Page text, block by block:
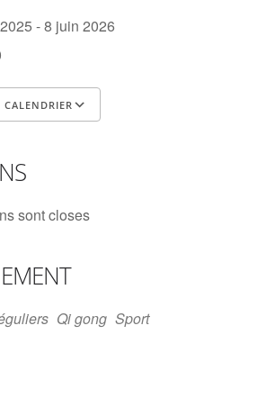
- 8 juin 2026
CALENDRIER
sont closes
Qi gong Sport